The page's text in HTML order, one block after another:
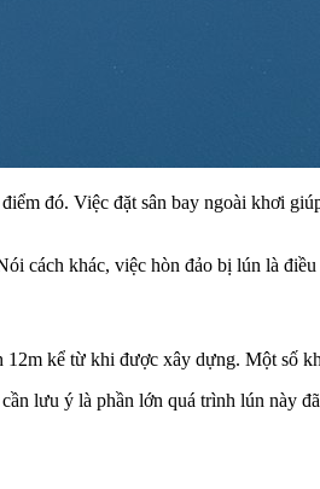
đó. Việc đặt sân bay ngoài khơi
cách khác, việc hòn đảo bị lún là
12m kể từ khi được xây dựng. Một số
lưu ý là phần lớn quá trình lún này